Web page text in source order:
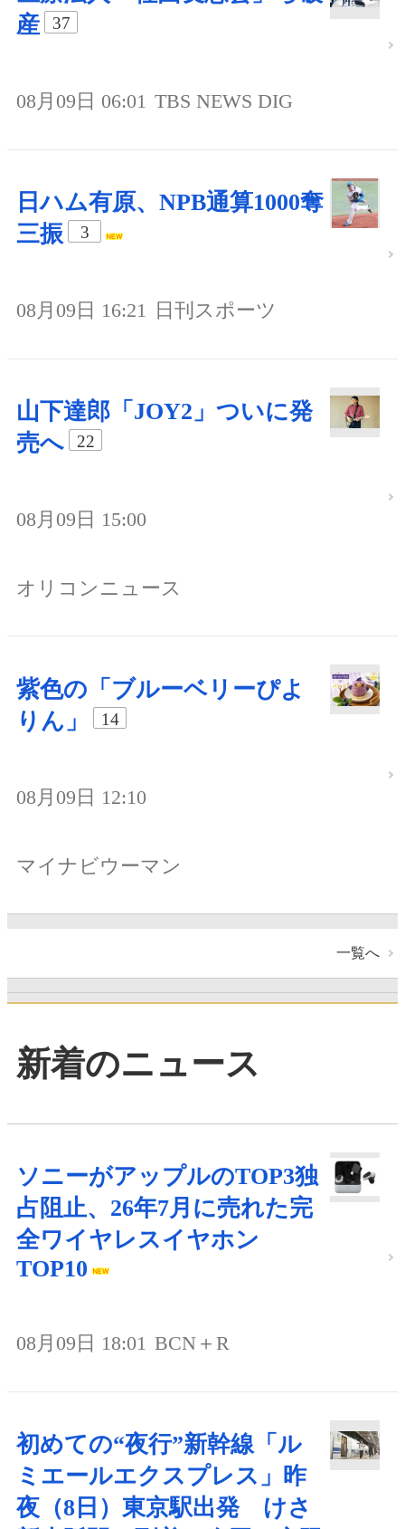
産
37
08月09日 06:01 TBS NEWS DIG
日ハム有原、NPB通算1000奪
三振
3
08月09日 16:21 日刊スポーツ
山下達郎「JOY2」ついに発
売へ
22
08月09日 15:00
オリコンニュース
紫色の「ブルーベリーぴよ
りん」
14
08月09日 12:10
マイナビウーマン
一覧へ
新着のニュース
ソニーがアップルのTOP3独
占阻止、26年7月に売れた完
全ワイヤレスイヤホン
TOP10
08月09日 18:01 BCN＋R
初めての“夜行”新幹線「ル
ミエールエクスプレス」昨
夜（8日）東京駅出発 けさ